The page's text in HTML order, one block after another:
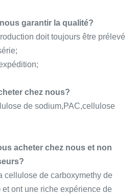
garantir la qualité?
doit toujours être prélevé
chez nous?
de sodium,PAC,cellulose
acheter chez nous et non
cellulose de carboxymethy de
ont une riche expérience de